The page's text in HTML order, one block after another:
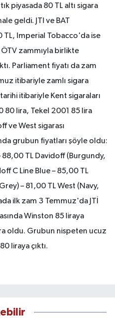
piyasada 80 TL altı sigara
geldi. JTI ve BAT
TL, Imperial Tobacco'da ise
zammıyla birlikte
Parliament fiyatı da zam
itibariyle zamlı sigara
itibariyle Kent sigaraları
80 lira, Tekel 2001 85 lira
ve West sigarası
grubun fiyatları şöyle oldu:
88,00 TL Davidoff (Burgundy,
C Line Blue – 85,00 TL
– 81,00 TL West (Navy,
ilk zam 3 Temmuz'da JTİ
Winston 85 liraya
oldu. Grubun nispeten ucuz
liraya çıktı.